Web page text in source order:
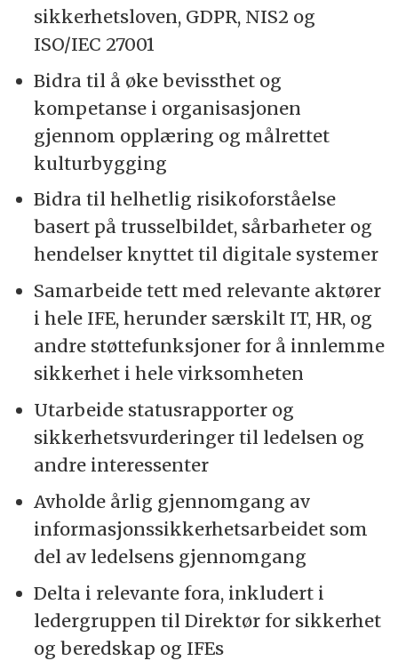
sikkerhetsloven, GDPR, NIS2 og
ISO/IEC 27001
Bidra til å øke bevissthet og
kompetanse i organisasjonen
gjennom opplæring og målrettet
kulturbygging
Bidra til helhetlig risikoforståelse
basert på trusselbildet, sårbarheter og
hendelser knyttet til digitale systemer
Samarbeide tett med relevante aktører
i hele IFE, herunder særskilt IT, HR, og
andre støttefunksjoner for å innlemme
sikkerhet i hele virksomheten
Utarbeide statusrapporter og
sikkerhetsvurderinger til ledelsen og
andre interessenter
Avholde årlig gjennomgang av
informasjonssikkerhetsarbeidet som
del av ledelsens gjennomgang
Delta i relevante fora, inkludert i
ledergruppen til Direktør for sikkerhet
og beredskap og IFEs